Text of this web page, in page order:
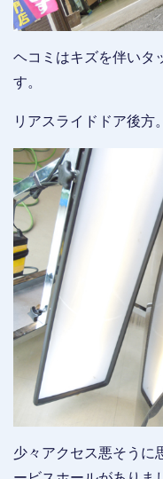
ヘコミはキズを伴いタ
す。
リアスライドドア後方。
少々アクセス悪そうに